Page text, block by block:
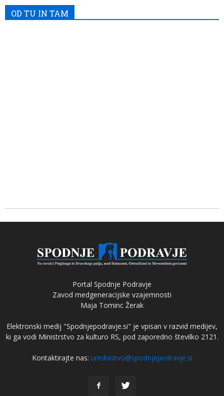
OD TU IN TAM
Portal Spodnje Podravje
Zavod medgeneracijske vzajemnosti
Maja Tominc Žerak
Elektronski medij "Spodnjepodravje.si" je vpisan v razvid medijev,
ki ga vodi Ministrstvo za kulturo RS, pod zaporedno številko 2121.
Kontaktirajte nas: urednistvo@spodnjepodravje.si